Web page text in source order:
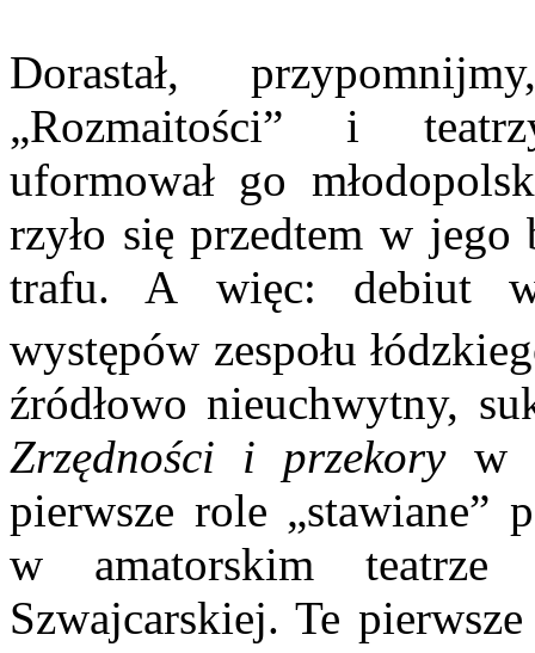
Dorastał,
„Rozmaitości” i
uformował go
rzyło się przedtem w
trafu. A więc: debiut w
występów zespołu
źródłowo nieuchwytny,
Zrzędności i przekoryw
pierwsze role „stawia­ne”
w amatorskim
Szwajcarskiej. Te